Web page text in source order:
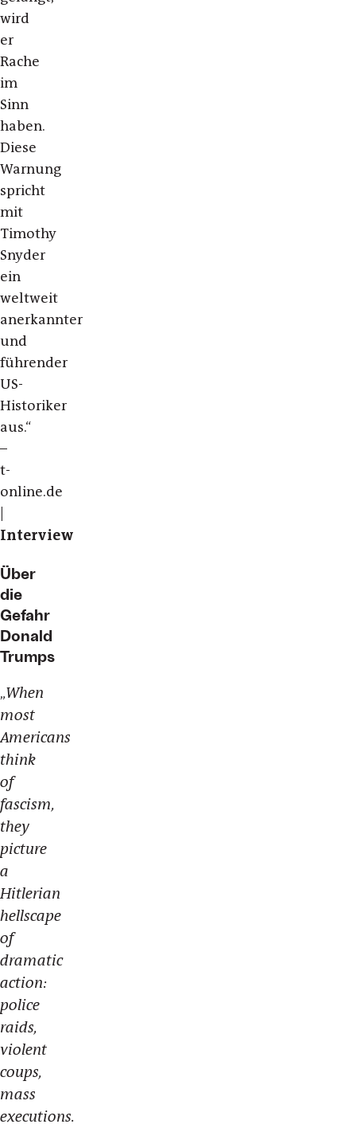
wird
er
Rache
im
Sinn
haben.
Diese
Warnung
spricht
mit
Timothy
Snyder
ein
weltweit
anerkannter
und
führender
US-
Historiker
aus.“
–
t-
online.de
Interview
Über
die
Gefahr
Donald
Trumps
„When
most
Americans
think
of
fascism,
they
picture
a
Hitlerian
hellscape
of
dramatic
action:
police
raids,
violent
coups,
mass
executions.